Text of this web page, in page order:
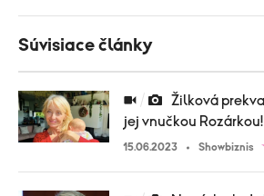
Súvisiace články
jej vnučkou Rozárkou!
15.06.2023 Showbiznis